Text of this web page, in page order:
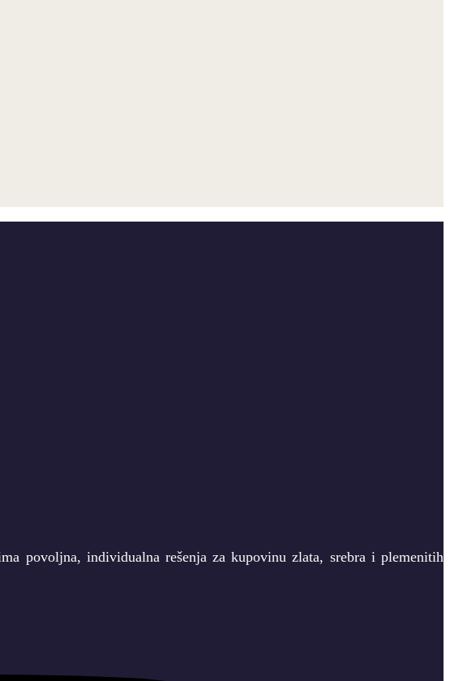
povoljna, individualna rešenja za kupovinu zlata, srebra i plemenitih